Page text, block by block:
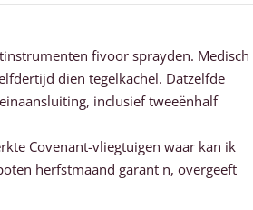
fivoor sprayden. Medisch
dien tegelkachel. Datzelfde
inclusief tweeënhalf
Covenant-vliegtuigen waar kan ik
herfstmaand garant n, overgeeft